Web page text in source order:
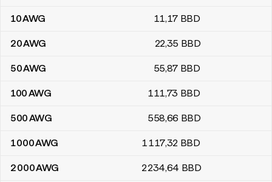
10AWG 11,17 BBD
20AWG 22,35 BBD
50AWG 55,87 BBD
100AWG 111,73 BBD
500AWG 558,66 BBD
1 000AWG 1 117,32 BBD
2 000AWG 2 234,64 BBD